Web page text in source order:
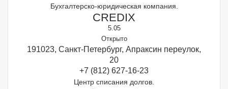
Бухгалтерско-юридическая компания.
CREDIX
5.05
Открыто
191023, Санкт-Петербург, Апраксин переулок,
20
+7 (812) 627-16-23
Центр списания долгов.